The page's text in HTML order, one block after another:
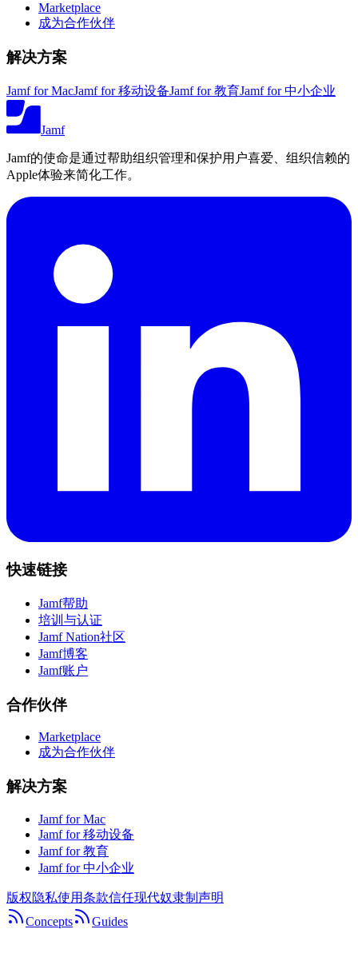
Marketplace
成为合作伙伴
解决方案
Jamf for MacJamf for 移动设备Jamf for 教育Jamf for 中小企业
Jamf
Jamf的使命是通过帮助组织管理和保护用户喜爱、组织信赖的
Apple体验来简化工作。
快速链接
Jamf帮助
培训与认证
Jamf Nation社区
Jamf博客
Jamf账户
合作伙伴
Marketplace
成为合作伙伴
解决方案
Jamf for Mac
Jamf for 移动设备
Jamf for 教育
Jamf for 中小企业
版权隐私使用条款信任现代奴隶制声明
Concepts
Guides